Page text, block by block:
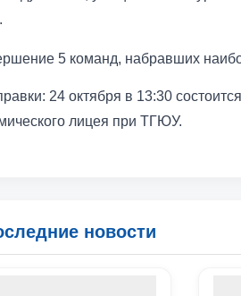
5 команд, набравших
24 октября в 13:30
лицея при ТГЮУ.
новости